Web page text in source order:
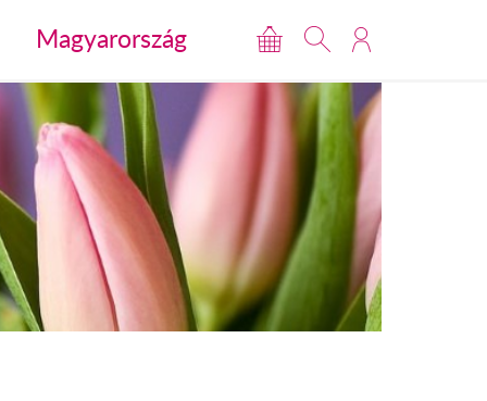
Magyarország